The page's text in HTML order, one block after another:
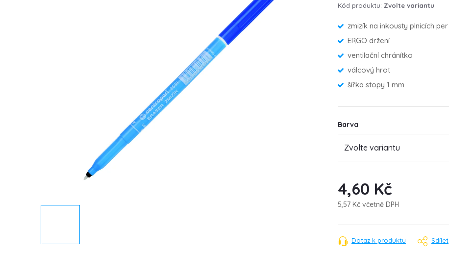
Kód produktu: Zvolte variantu
zmizík na inkousty plnicích per
ERGO držení
ventilační chránítko
válcový hrot
šířka stopy 1 mm
Barva
4,60 Kč
5,57 Kč včetně DPH
cena:
Dotaz k produktu Sdílet